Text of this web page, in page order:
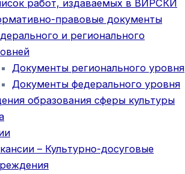
работ, издаваемых в ВИРСКИ
правовые документы
и регионального
Документы регионального уровня
Документы федерального уровня
образования сферы культуры
– Культурно-досуговые